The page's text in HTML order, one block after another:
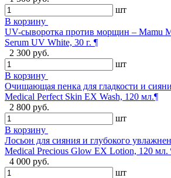
шт
В корзину
UV-сыворотка против морщин – Mamu
Serum UV White, 30 г. ¶
2 300 руб.
шт
В корзину
Очищающая пенка для гладкости и
Medical Perfect Skin EX Wash, 120 мл.¶
2 800 руб.
шт
В корзину
Лосьон для сияния и глубокого
Medical Precious Glow EX Lotion, 120 мл.
4 000 руб.
шт